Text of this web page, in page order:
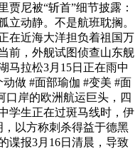
贾尼被“斩首”细节披露：
立动静。不是航班耽搁。
在近海大洋担负着祖国万
前，外舰试图侦查山东舰
马拉松3月15日正在雨中
做 #面部瑜伽 #变美 #面
口岸的欧洲航运巨头，四
学生正在过斑马线时，伊
以方称刺杀得益于德黑
谍报3月16日清晨，导致